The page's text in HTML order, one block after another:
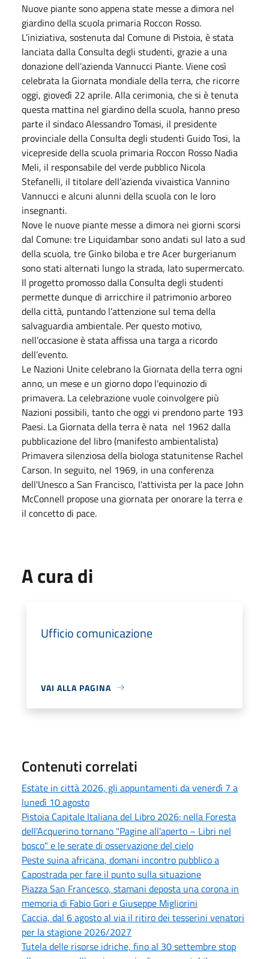
Nuove piante sono appena state messe a dimora nel
giardino della scuola primaria Roccon Rosso.
L’iniziativa, sostenuta dal Comune di Pistoia, è stata
lanciata dalla Consulta degli studenti, grazie a una
donazione dell’azienda Vannucci Piante. Viene così
celebrata la Giornata mondiale della terra, che ricorre
oggi, giovedì 22 aprile. Alla cerimonia, che si è tenuta
questa mattina nel giardino della scuola, hanno preso
parte il sindaco Alessandro Tomasi, il presidente
provinciale della Consulta degli studenti Guido Tosi, la
vicepreside della scuola primaria Roccon Rosso Nadia
Meli, il responsabile del verde pubblico Nicola
Stefanelli, il titolare dell’azienda vivaistica Vannino
Vannucci e alcuni alunni della scuola con le loro
insegnanti.
Nove le nuove piante messe a dimora nei giorni scorsi
dal Comune: tre Liquidambar sono andati sul lato a sud
della scuola, tre Ginko biloba e tre Acer burgerianum
sono stati alternati lungo la strada, lato supermercato.
Il progetto promosso dalla Consulta degli studenti
permette dunque di arricchire il patrimonio arboreo
della città, puntando l’attenzione sul tema della
salvaguardia ambientale. Per questo motivo,
nell’occasione è stata affissa una targa a ricordo
dell’evento.
Le Nazioni Unite celebrano la Giornata della terra ogni
anno, un mese e un giorno dopo l'equinozio di
primavera. La celebrazione vuole coinvolgere più
Nazioni possibili, tanto che oggi vi prendono parte 193
Paesi. La Giornata della terra è nata nel 1962 dalla
pubblicazione del libro (manifesto ambientalista)
Primavera silenziosa della biologa statunitense Rachel
Carson. In seguito, nel 1969, in una conferenza
dell'Unesco a San Francisco, l'attivista per la pace John
McConnell propose una giornata per onorare la terra e
il concetto di pace.
A cura di
Ufficio comunicazione
VAI ALLA PAGINA
Contenuti correlati
Estate in città 2026, gli appuntamenti da venerdì 7 a
lunedì 10 agosto
Pistoia Capitale Italiana del Libro 2026: nella Foresta
dell'Acquerino tornano "Pagine all'aperto – Libri nel
bosco" e le serate di osservazione del cielo
Peste suina africana, domani incontro pubblico a
Capostrada per fare il punto sulla situazione
Piazza San Francesco, stamani deposta una corona in
memoria di Fabio Gori e Giuseppe Migliorini
Caccia, dal 6 agosto al via il ritiro dei tesserini venatori
per la stagione 2026/2027
Tutela delle risorse idriche, fino al 30 settembre stop